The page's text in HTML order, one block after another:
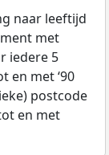
naar leeftijd
met
iedere 5
en met ‘90
postcode
en met